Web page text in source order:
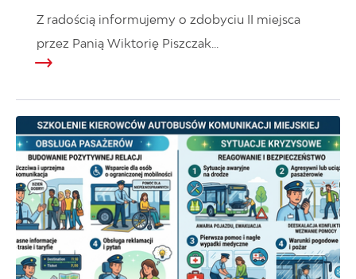
Z radością informujemy o zdobyciu II miejsca
przez Panią Wiktorię Piszczak...